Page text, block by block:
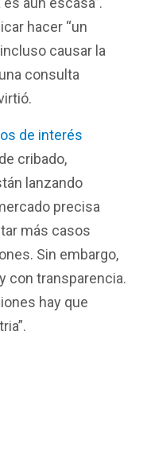
hacer “un
causar la
consulta
de interés
cribado,
lanzando
precisa
más casos
Sin embargo,
con transparencia.
hay que